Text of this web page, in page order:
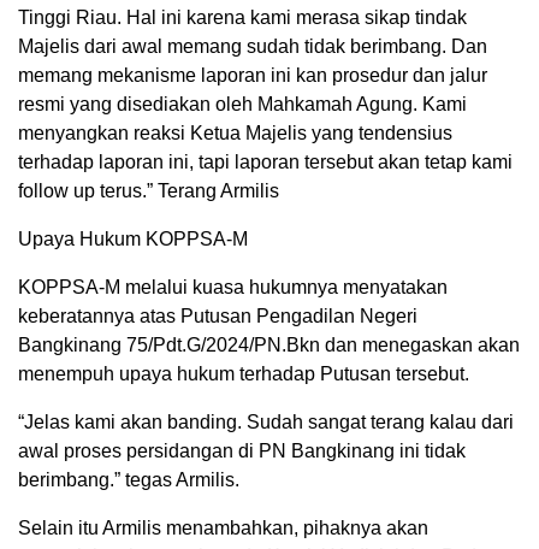
Tinggi Riau. Hal ini karena kami merasa sikap tindak
Majelis dari awal memang sudah tidak berimbang. Dan
memang mekanisme laporan ini kan prosedur dan jalur
resmi yang disediakan oleh Mahkamah Agung. Kami
menyangkan reaksi Ketua Majelis yang tendensius
terhadap laporan ini, tapi laporan tersebut akan tetap kami
follow up terus.” Terang Armilis
Upaya Hukum KOPPSA-M
KOPPSA-M melalui kuasa hukumnya menyatakan
keberatannya atas Putusan Pengadilan Negeri
Bangkinang 75/Pdt.G/2024/PN.Bkn dan menegaskan akan
menempuh upaya hukum terhadap Putusan tersebut.
“Jelas kami akan banding. Sudah sangat terang kalau dari
awal proses persidangan di PN Bangkinang ini tidak
berimbang.” tegas Armilis.
Selain itu Armilis menambahkan, pihaknya akan